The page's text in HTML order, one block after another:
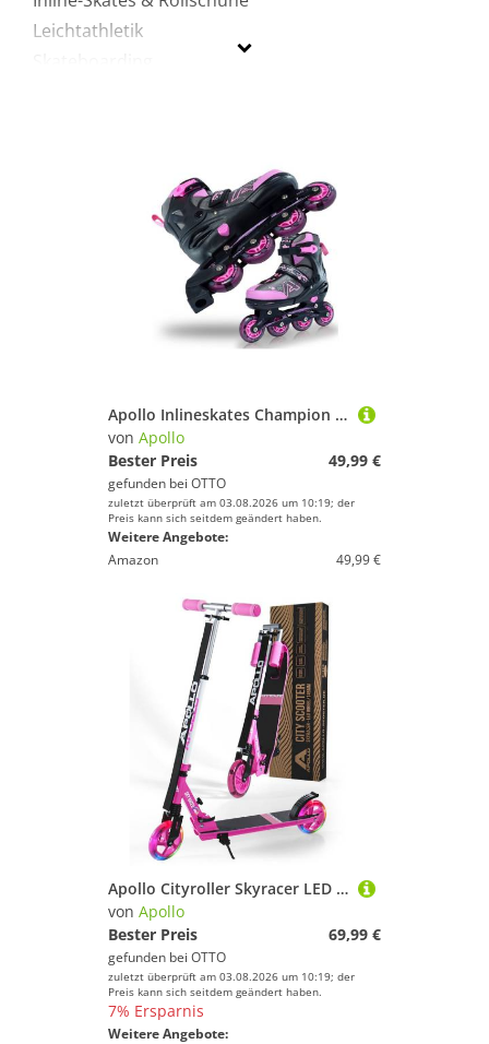
Leichtathletik
Apollo Inlineskates Champion Verstellbare Inlineskates für Kinder und Erwachsene, Größe 31-42, mit LED Rollen
von Apollo
Bester Preis
49,99 €
gefunden bei OTTO
zuletzt überprüft am 03.08.2026 um 10:19; der
Preis kann sich seitdem geändert haben.
Weitere Angebote:
Amazon
49,99 €
Apollo Cityroller Skyracer LED City Scooter Kinder, Tretroller mit Federung, klappbarer Kinderroller, höhenverstellbar
von Apollo
Bester Preis
69,99 €
gefunden bei OTTO
zuletzt überprüft am 03.08.2026 um 10:19; der
Preis kann sich seitdem geändert haben.
7% Ersparnis
Weitere Angebote: